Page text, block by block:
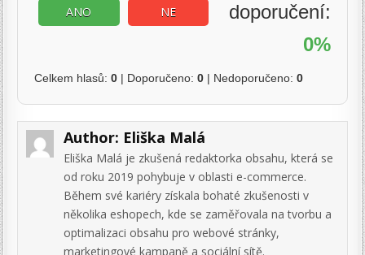
ANO NE
doporučení:
0%
Celkem hlasů:0 | Doporučeno:0 | Nedoporučeno:0
Author: Eliška Malá
Eliška Malá je zkušená redaktorka obsahu, která se
od roku 2019 pohybuje v oblasti e-commerce.
Během své kariéry získala bohaté zkušenosti v
několika eshopech, kde se zaměřovala na tvorbu a
optimalizaci obsahu pro webové stránky,
marketingové kampaně a sociální sítě.